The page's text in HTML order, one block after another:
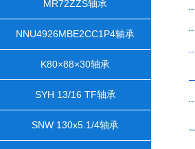
MR72ZZS轴承
NNU4926MBE2CC1P4轴承
K80×88×30轴承
SYH 13/16 TF轴承
SNW 130x5.1/4轴承